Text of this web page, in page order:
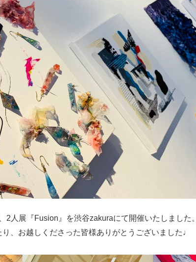
2人展『Fusion』を渋谷zakuraにて開催いたしました。
、お越しくださった皆様ありがとうございました♩